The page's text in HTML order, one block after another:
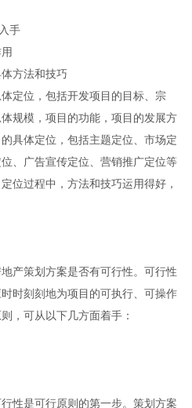
手
方法和技巧
定位，包括开发项目的目标、宗
规模，项目的功能，项目的发展方
具体定位，包括主题定位、市场定
、广告宣传定位、营销推广定位等
位过程中，方法和技巧运用得好，
产策划方案是否有可行性。可行性
时刻刻地为项目的可执行、可操作
，可从以下几方面着手：
性是可行原则的第一步。策划方案